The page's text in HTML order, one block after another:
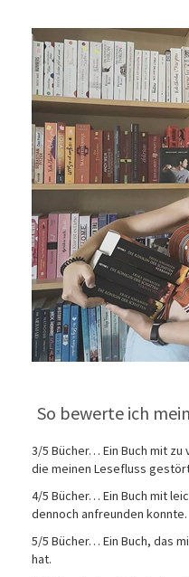
So bewerte ich
3/5 Bücher… Ein Buch mit
die meinen Lesefluss
4/5 Bücher… Ein Buch mit
dennoch anfreunden konnte.
5/5 Bücher… Ein Buch, das
hat.